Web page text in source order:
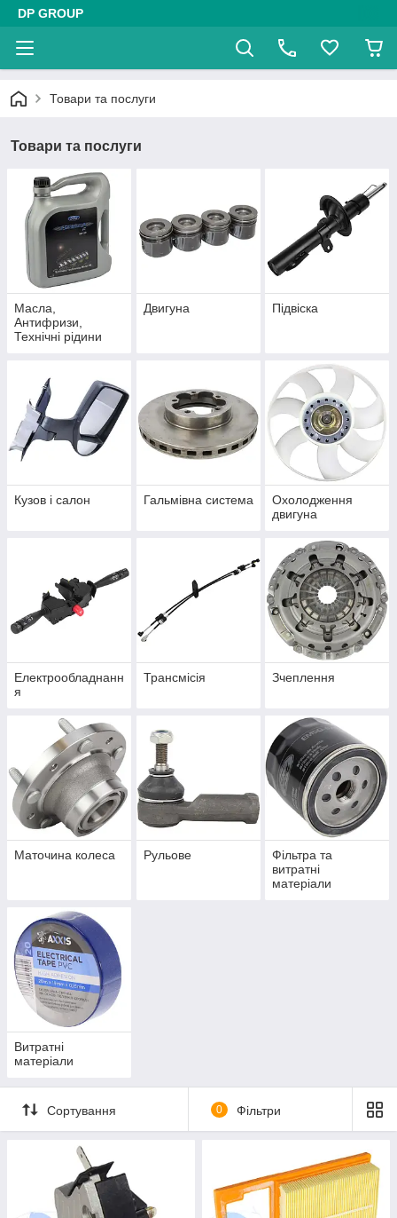
DP GROUP
Товари та послуги
Товари та послуги
Масла,
Антифризи,
Технічні рідини
Двигуна Підвіска
Кузов і салон Гальмівна система
Охолодження
двигуна
Електрообладнанн
я
Трансмісія Зчеплення
Маточина колеса Рульове
Фільтра та
витратні
матеріали
Витратні
матеріали
Сортування 0 Фільтри